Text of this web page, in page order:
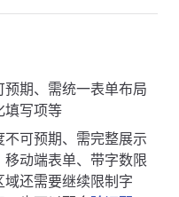
期、需统一表单布局
填写项等
可预期、需完整展示
动端表单、带字数限
还需要继续限制字